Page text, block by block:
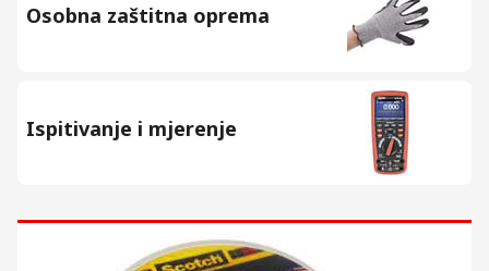
Osobna zaštitna oprema
Ispitivanje i mjerenje